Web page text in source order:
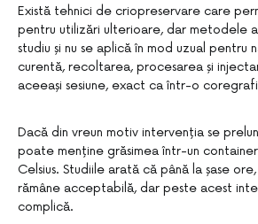
Există tehnici de criopreservare care
pentru utilizări ulterioare, dar metodele
studiu și nu se aplică în mod uzual pentru
curentă, recoltarea, procesarea și
aceeași sesiune, exact ca într-o
Dacă din vreun motiv intervenția se
poate menține grăsimea într-un
Celsius. Studiile arată că până la șase
rămâne acceptabilă, dar peste acest
complică.